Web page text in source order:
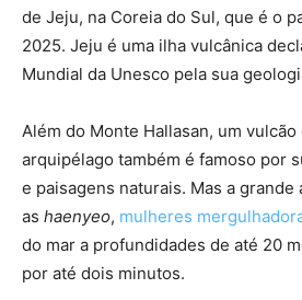
de Jeju, na Coreia do Sul, que é o
2025. Jeju é uma ilha vulcânica
Mundial da Unesco pela sua
Além do Monte Hallasan, um
arquipélago também é famoso por
e paisagens naturais. Mas a grande
as haenyeo, mulheres
do mar a profundidades de até 20
por até dois minutos.